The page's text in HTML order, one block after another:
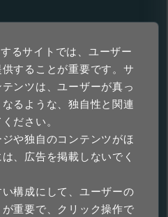
るサイトでは、 ユーザー
することが重要です。 サ
ンツは、ユーザーが真っ
るような、独自性と関連
ださい。
や独自のコンテンツがほ
は、広告を掲載しないでく
構成にして、 ユーザーの
重要で、 クリック操作で